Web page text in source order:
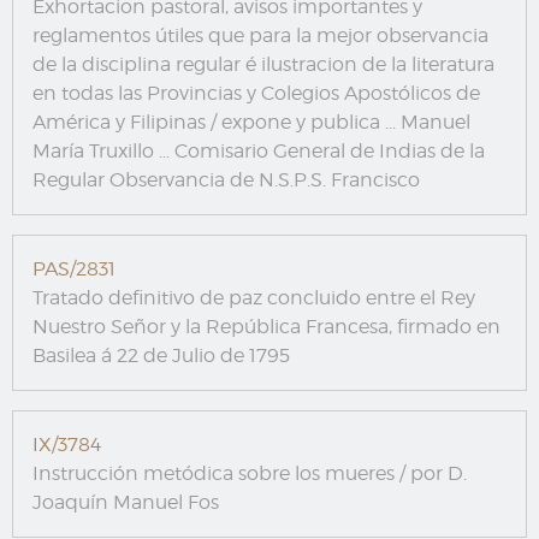
Exhortacion pastoral, avisos importantes y
reglamentos útiles que para la mejor observancia
de la disciplina regular é ilustracion de la literatura
en todas las Provincias y Colegios Apostólicos de
América y Filipinas / expone y publica ... Manuel
María Truxillo ... Comisario General de Indias de la
Regular Observancia de N.S.P.S. Francisco
PAS/2831
Tratado definitivo de paz concluido entre el Rey
Nuestro Señor y la República Francesa, firmado en
Basilea á 22 de Julio de 1795
IX/3784
Instrucción metódica sobre los mueres / por D.
Joaquín Manuel Fos